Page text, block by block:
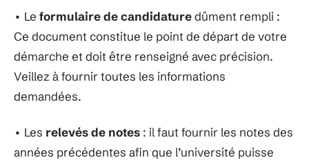
• Le formulaire de candidaturedûment rempli :
Ce document constitue le point de départ de votre
démarche et doit être renseigné avec précision.
Veillez à fournir toutes les informations
demandées.
• Les relevés de notes : il faut fournir les notes des
années précédentes afin que l’université puisse